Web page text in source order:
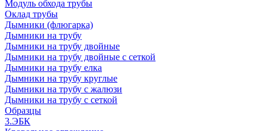
Модуль обхода трубы
Оклад трубы
Дымники (флюгарка)
Дымники на трубу
Дымники на трубу двoйные
Дымники на трубу двoйные с сеткой
Дымники на трубу елка
Дымники на трубу круглые
Дымники на трубу с жалюзи
Дымники на трубу с сеткой
Образцы
3.ЭБК